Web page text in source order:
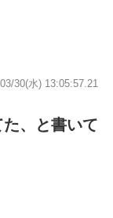
30(水) 13:05:57.21
、と書いて